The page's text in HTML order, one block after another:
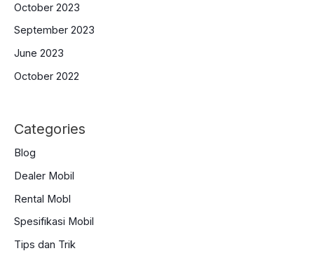
October 2023
September 2023
June 2023
October 2022
Categories
Blog
Dealer Mobil
Rental Mobl
Spesifikasi Mobil
Tips dan Trik